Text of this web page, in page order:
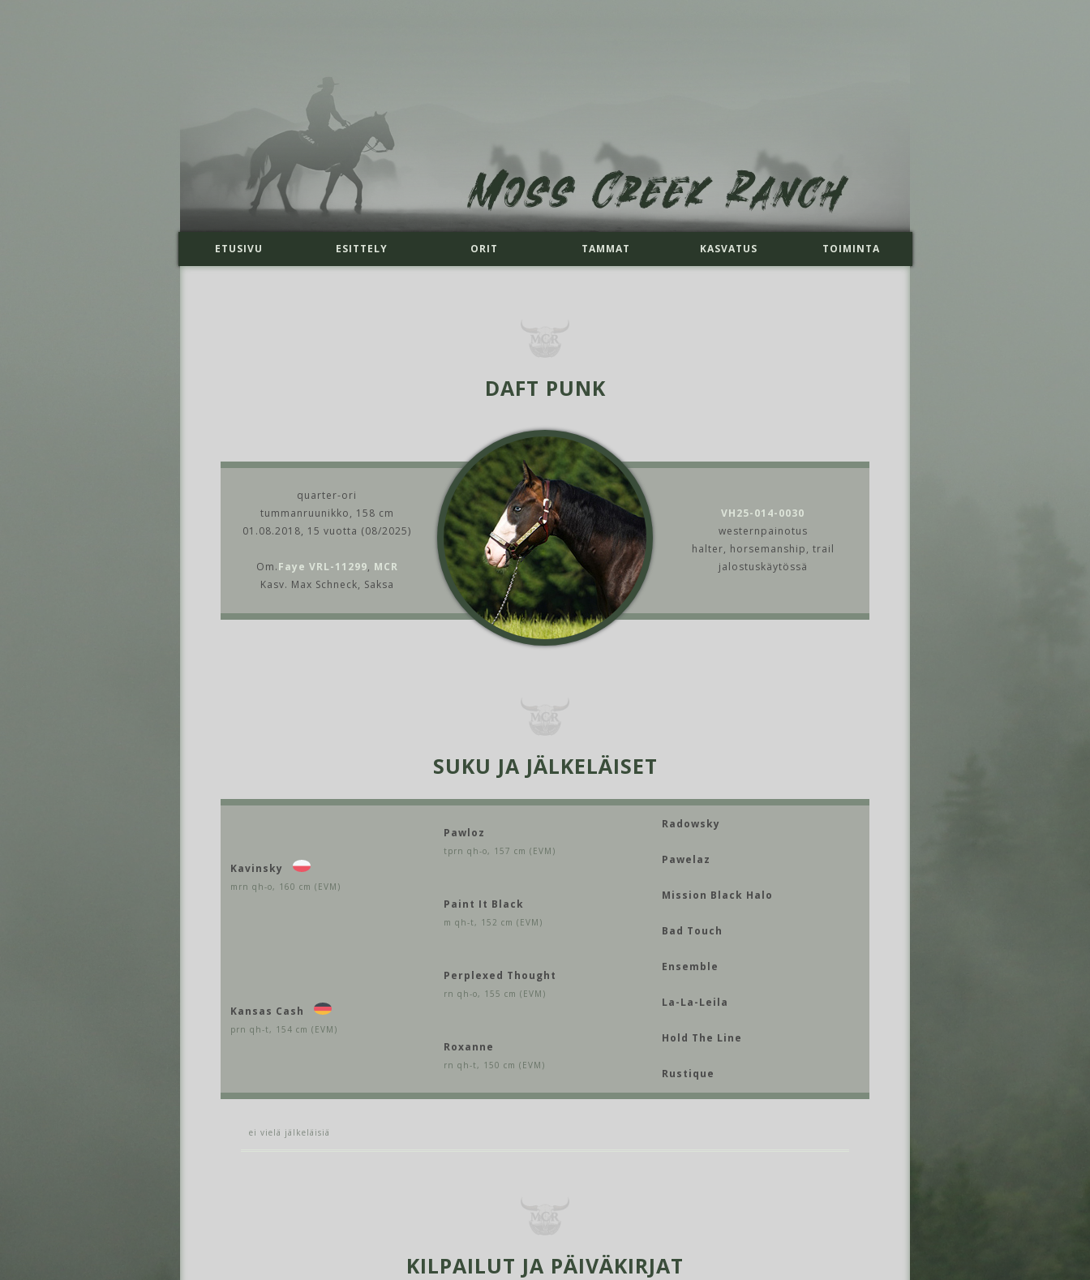
ETUSIVU ESITTELY ORIT TAMMAT KASVATUS TOIMINTA
DAFT PUNK
quarter-ori
tummanruunikko, 158 cm
01.08.2018, 15 vuotta (08/2025)
Om.Faye VRL-11299, MCR
Kasv. Max Schneck, Saksa
VH25-014-0030
westernpainotus
halter, horsemanship, trail
jalostuskäytössä
SUKU JA JÄLKELÄISET
Kavinsky
mrn qh-o, 160 cm (EVM)
Pawloz
tprn qh-o, 157 cm (EVM)
Radowsky
Pawelaz
Paint It Black
m qh-t, 152 cm (EVM)
Mission Black Halo
Bad Touch
Kansas Cash
prn qh-t, 154 cm (EVM)
Perplexed Thought
rn qh-o, 155 cm (EVM)
Ensemble
La-La-Leila
Roxanne
rn qh-t, 150 cm (EVM)
Hold The Line
Rustique
ei vielä jälkeläisiä
KILPAILUT JA PÄIVÄKIRJAT